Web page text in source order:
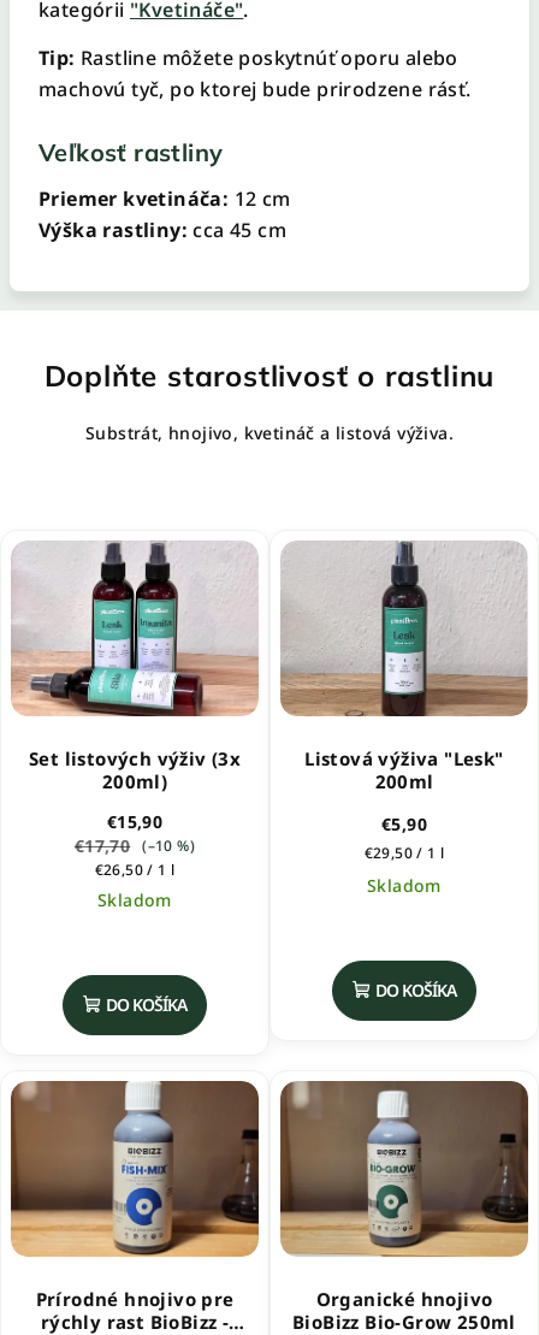
kategórii "Kvetináče".
Tip: Rastline môžete poskytnúť oporu alebo
machovú tyč, po ktorej bude prirodzene rásť.
Veľkosť rastliny
Priemer kvetináča: 12 cm
Výška rastliny: cca 45 cm
Doplňte starostlivosť o rastlinu
Substrát, hnojivo, kvetináč a listová výživa.
Set listových výživ (3x
200ml)
€15,90
€17,70 (–10 %)
Jednotková
cena:
€26,50 / 1 l
Skladom
produktu
je
5,0
5
hviezdičiek.
DO KOŠÍKA
Listová výživa "Lesk"
200ml
€5,90
Jednotková
cena:
€29,50 / 1 l
Skladom
DO KOŠÍKA
Prírodné hnojivo pre
rýchly rast BioBizz -
Organické hnojivo
BioBizz Bio-Grow 250ml